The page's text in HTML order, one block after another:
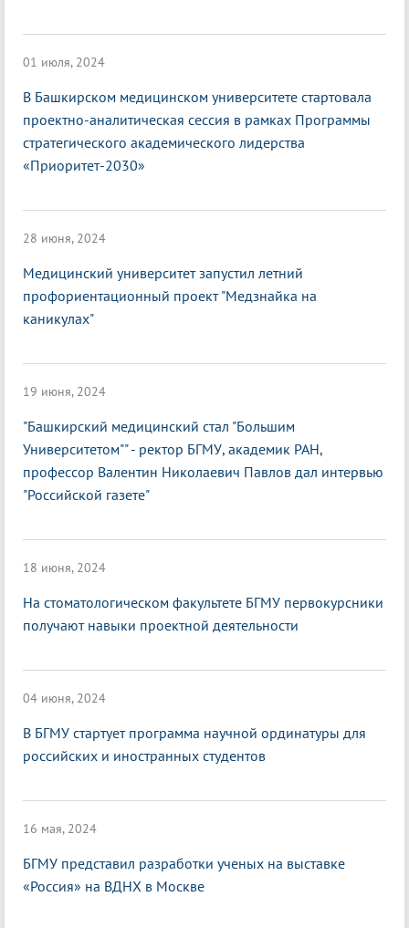
01 июля, 2024
В Башкирском медицинском университете стартовала
проектно-аналитическая сессия в рамках Программы
стратегического академического лидерства
«Приоритет-2030»
28 июня, 2024
Медицинский университет запустил летний
профориентационный проект "Медзнайка на
каникулах"
19 июня, 2024
"Башкирский медицинский стал "Большим
Университетом"" - ректор БГМУ, академик РАН,
профессор Валентин Николаевич Павлов дал интервью
"Российской газете"
18 июня, 2024
На стоматологическом факультете БГМУ первокурсники
получают навыки проектной деятельности
04 июня, 2024
В БГМУ стартует программа научной ординатуры для
российских и иностранных студентов
16 мая, 2024
БГМУ представил разработки ученых на выставке
«Россия» на ВДНХ в Москве